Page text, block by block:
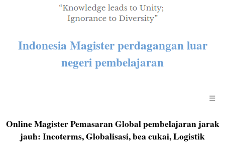
Indonesia Magister perdagangan luar
negeri pembelajaran
☰
Online Magister Pemasaran Global pembelajaran jarak
jauh: Incoterms, Globalisasi, bea cukai, Logistik